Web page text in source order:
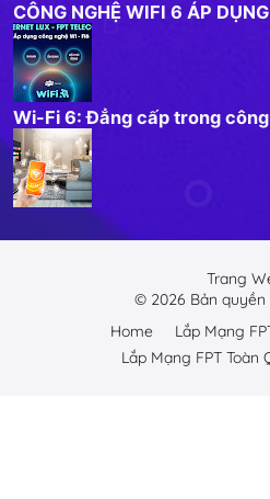
CÔNG NGHỆ WIFI 6 ÁP
Wi-Fi 6: Đẳng cấp trong
Trang
© 2026 Bản
Home
Lắp Mạng
Lắp Mạng FPT Toàn